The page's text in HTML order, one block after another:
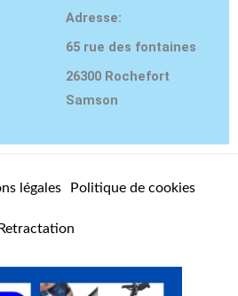
Adresse:
65 rue des fontaines
26300 Rochefort
Samson
légales Politique de cookies